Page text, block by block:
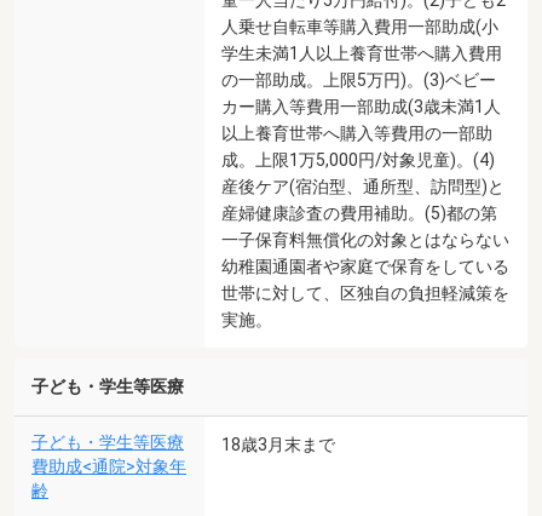
人乗せ自転車等購入費用一部助成(小
学生未満1人以上養育世帯へ購入費用
の一部助成。上限5万円)。(3)ベビー
カー購入等費用一部助成(3歳未満1人
以上養育世帯へ購入等費用の一部助
成。上限1万5,000円/対象児童)。(4)
産後ケア(宿泊型、通所型、訪問型)と
産婦健康診査の費用補助。(5)都の第
一子保育料無償化の対象とはならない
幼稚園通園者や家庭で保育をしている
世帯に対して、区独自の負担軽減策を
実施。
子ども・学生等医療
子ども・学生等医療
費助成<通院>対象年
齢
18歳3月末まで